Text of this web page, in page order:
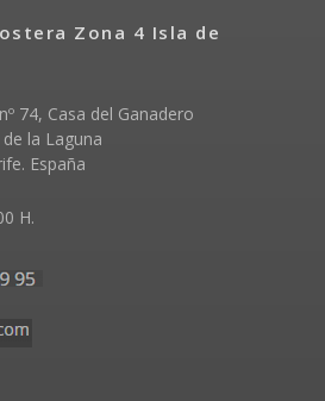
Zona 4 Isla de
74, Casa del Ganadero
la Laguna
España
H.